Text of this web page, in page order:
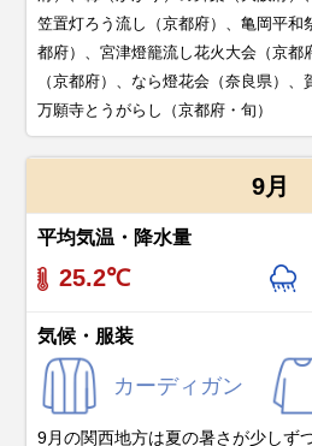
笠置灯ろう流し（京都府）、亀岡平和
都府）、宮津燈籠流し花火大会（京都
（京都府）、なら燈花会（奈良県）、
万願寺とうがらし（京都府・旬）
9月
平均気温・降水量
25.2℃
気候・服装
カーディガン
9月の関西地方は夏の暑さが少しず